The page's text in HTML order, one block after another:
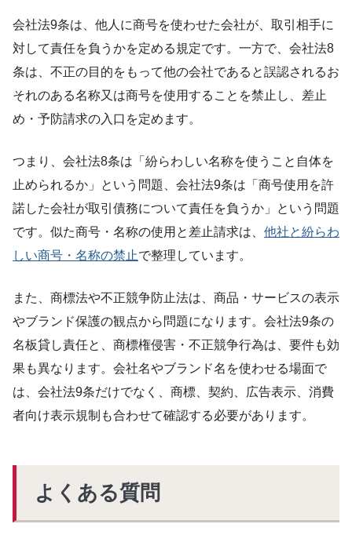
会社法9条は、他人に商号を使わせた会社が、取引相手に
対して責任を負うかを定める規定です。一方で、会社法8
条は、不正の目的をもって他の会社であると誤認されるお
それのある名称又は商号を使用することを禁止し、差止
め・予防請求の入口を定めます。
つまり、会社法8条は「紛らわしい名称を使うこと自体を
止められるか」という問題、会社法9条は「商号使用を許
諾した会社が取引債務について責任を負うか」という問題
です。似た商号・名称の使用と差止請求は、 他社と紛らわ
しい商号・名称の禁止で整理しています。
また、商標法や不正競争防止法は、商品・サービスの表示
やブランド保護の観点から問題になります。会社法9条の
名板貸し責任と、商標権侵害・不正競争行為は、要件も効
果も異なります。会社名やブランド名を使わせる場面で
は、会社法9条だけでなく、商標、契約、広告表示、消費
者向け表示規制も合わせて確認する必要があります。
よくある質問